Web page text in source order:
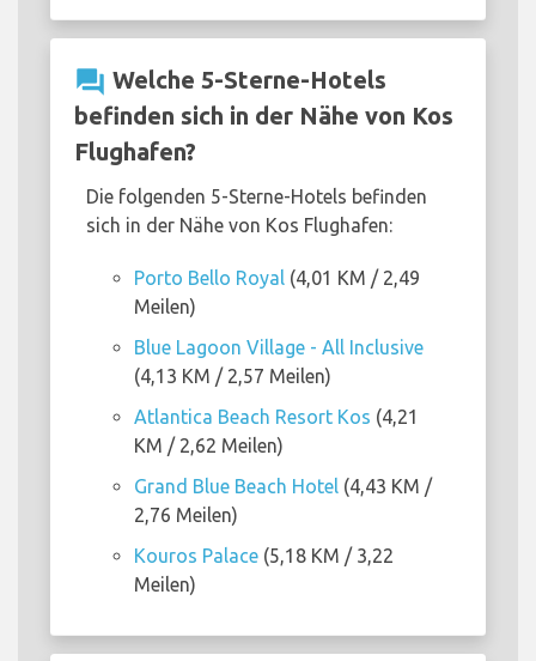
question_answer Welche 5-Sterne-Hotels
befinden sich in der Nähe von Kos
Flughafen?
Die folgenden 5-Sterne-Hotels befinden
sich in der Nähe von Kos Flughafen:
Porto Bello Royal (4,01 KM / 2,49
Meilen)
Blue Lagoon Village - All Inclusive
(4,13 KM / 2,57 Meilen)
Atlantica Beach Resort Kos (4,21
KM / 2,62 Meilen)
Grand Blue Beach Hotel (4,43 KM /
2,76 Meilen)
Kouros Palace (5,18 KM / 3,22
Meilen)